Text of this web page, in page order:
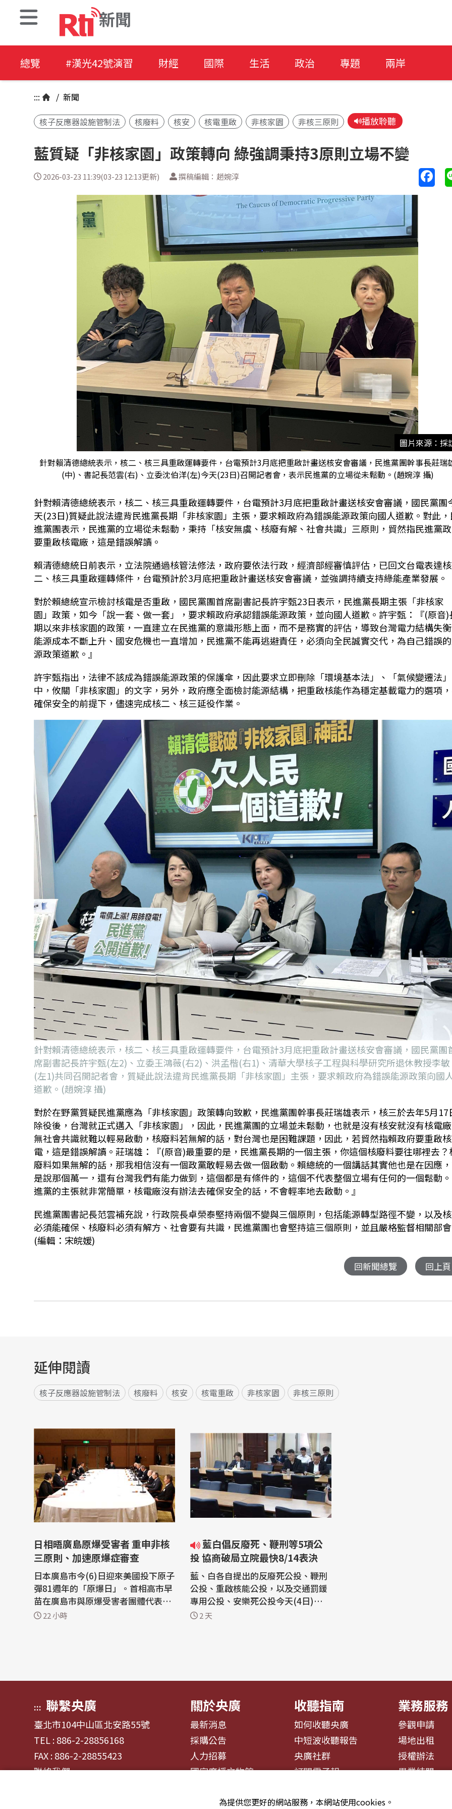
新聞
總覽 #漢光42號演習 財經 國際 生活 政治 專題 兩岸
::: / 新聞
核子反應器設施管制法 核廢料 核安 核電重啟 非核家園 非核三原則 播放聆聽
藍質疑「非核家園」政策轉向 綠強調秉持3原則立場不變
2026-03-23 11:39(03-23 12:13更新) 撰稿編輯：趙婉淳
圖片來源：採
針對賴清德總統表示，核二、核三具重啟運轉要件，台電預計3月底把重啟計畫送核安會審議，民進黨團幹事長莊瑞
(中)、書記長范雲(右)、立委沈伯洋(左)今天(23日)召開記者會，表示民進黨的立場從未鬆動。(趙婉淳 攝)
針對賴清德總統表示，核二、核三具重啟運轉要件，台電預計3月底把重啟計畫送核安會審議，國民黨團
天(23日)質疑此說法違背民進黨長期「非核家園」主張，要求賴政府為錯誤能源政策向國人道歉。對此
進黨團表示，民進黨的立場從未鬆動，秉持「核安無虞、核廢有解、社會共識」三原則，貿然指民進黨
要重啟核電廠，這是錯誤解讀。
賴清德總統日前表示，立法院通過核管法修法，政府要依法行政，經濟部經審慎評估，已回文台電表達核
二、核三具重啟運轉條件，台電預計於3月底把重啟計畫送核安會審議，並強調持續支持綠能產業發展。
對於賴總統宣示檢討核電是否重啟，國民黨團首席副書記長許宇甄23日表示，民進黨長期主張「非核家
園」政策，如今「說一套、做一套」，要求賴政府承認錯誤能源政策，並向國人道歉。許宇甄：『(原音)
期以來非核家園的政策，一直建立在民進黨的意識形態上面，而不是務實的評估，導致台灣電力結構失
能源成本不斷上升、國安危機也一直增加，民進黨不能再逃避責任，必須向全民誠實交代，為自己錯誤
源政策道歉。』
許宇甄指出，法律不該成為錯誤能源政策的保護傘，因此要求立即刪除「環境基本法」、「氣候變遷法」
中，攸關「非核家園」的文字，另外，政府應全面檢討能源結構，把重啟核能作為穩定基載電力的選項
確保安全的前提下，儘速完成核二、核三延役作業。
針對賴清德總統表示，核二、核三具重啟運轉要件，台電預計3月底把重啟計畫送核安會審議，國民黨團
席副書記長許宇甄(左2)、立委王鴻薇(右2)、洪孟楷(右1)、清華大學核子工程與科學研究所退休教授李敏
(左1)共同召開記者會，質疑此說法違背民進黨長期「非核家園」主張，要求賴政府為錯誤能源政策向國
道歉。(趙婉淳 攝)
對於在野黨質疑民進黨應為「非核家園」政策轉向致歉，民進黨團幹事長莊瑞雄表示，核三於去年5月17
除役後，台灣就正式邁入「非核家園」，因此，民進黨團的立場並未鬆動，也就是沒有核安就沒有核電
無社會共識就難以輕易啟動，核廢料若無解的話，對台灣也是困難課題，因此，若貿然指賴政府要重啟核
電，這是錯誤解讀。莊瑞雄：『(原音)最重要的是，民進黨長期的一個主張，你這個核廢料要往哪裡去 ？
廢料如果無解的話，那我相信沒有一個政黨敢輕易去做一個啟動。賴總統的一個講話其實他也是在因應
是說那個萬一，還有台灣我們有能力做到，這個都是有條件的，這個不代表整個立場有任何的一個鬆動
進黨的主張就非常簡單，核電廠沒有辦法去確保安全的話，不會輕率地去啟動。』
民進黨團書記長范雲補充說，行政院長卓榮泰堅持兩個不變與三個原則，包括能源轉型路徑不變，以及
必須能確保、核廢料必須有解方、社會要有共識，民進黨團也會堅持這三個原則，並且嚴格監督相關部
(編輯：宋皖媛)
回新聞總覽 回上頁
延伸閱讀
核子反應器設施管制法 核廢料 核安 核電重啟 非核家園 非核三原則
日相晤廣島原爆受害者 重申非核
三原則、加速原爆症審查
日本廣島市今(6)日迎來美國投下原子
彈81週年的「原爆日」。首相高市早
苗在廣島市與原爆受害者團體代表會
面，表示將堅持「非核三原則」，並
22 小時
投 協商破局立院最快8/14表決
藍、白各自提出的反廢死公投、鞭刑
公投、重啟核能公投，以及交通罰鍰
專用公投、安樂死公投今天(4日)經過
朝野黨團協商後，由於難以達成共
2 天
::: 聯繫央廣
臺北市104中山區北安路55號
TEL : 886-2-28856168
FAX : 886-2-28855423
聯絡我們
關於央廣
最新消息
採購公告
人力招募
國家廣播文物館
收聽指南
如何收聽央廣
中短波收聽報告
央廣社群
訂閱電子報
業務服務
參觀申請
場地出租
授權辦法
異業結盟
為提供您更好的網站服務，本網站使用cookies。